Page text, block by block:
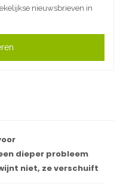
nieuwsbrieven in
dieper probleem
niet, ze verschuift